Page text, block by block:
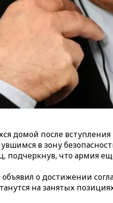
после вступления
в зону
что армия
о достижении
на занятых